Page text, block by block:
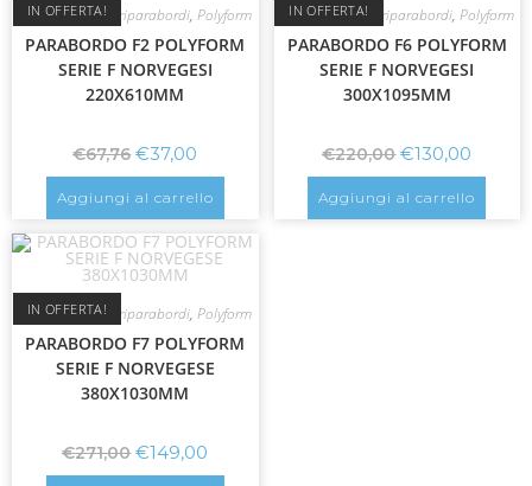
IN OFFERTA!
Parabordi e Copriparabordi,Polyform
PARABORDO F2 POLYFORM
SERIE F NORVEGESI
220X610MM
€67,76 €37,00
Aggiungi al carrello
IN OFFERTA!
Parabordi e Copriparabordi, Polyform
PARABORDO F6 POLYFORM
SERIE F NORVEGESI
300X1095MM
€220,00 €130,00
Aggiungi al carrello
IN OFFERTA!
Parabordi e Copriparabordi,Polyform
PARABORDO F7 POLYFORM
SERIE F NORVEGESE
380X1030MM
€271,00 €149,00